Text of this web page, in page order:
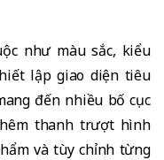
như màu sắc, kiểu
lập giao diện tiêu
đến nhiều bố cục
thanh trượt hình
và tùy chỉnh từng